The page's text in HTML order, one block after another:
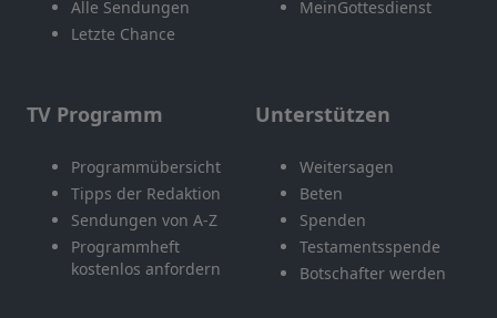
Alle Sendungen
Letzte Chance
MeinGottesdienst
TV Programm
Programmübersicht
Tipps der Redaktion
Sendungen von A-Z
Programmheft
kostenlos anfordern
Unterstützen
Weitersagen
Beten
Spenden
Testamentsspende
Botschafter werden